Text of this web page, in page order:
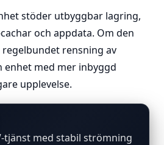
stöder utbyggbar lagring,
och appdata. Om den
rensning av
enhet med mer inbyggd
upplevelse.
tjänst med stabil strömning